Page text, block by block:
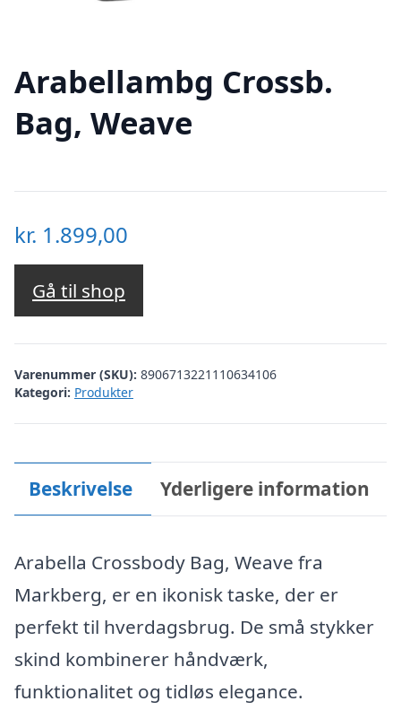
Arabellambg Crossb.
Bag, Weave
kr. 1.899,00
Gå til shop
Varenummer (SKU): 8906713221110634106
Kategori: Produkter
Beskrivelse Yderligere information
Arabella Crossbody Bag, Weave fra
Markberg, er en ikonisk taske, der er
perfekt til hverdagsbrug. De små stykker
skind kombinerer håndværk,
funktionalitet og tidløs elegance.